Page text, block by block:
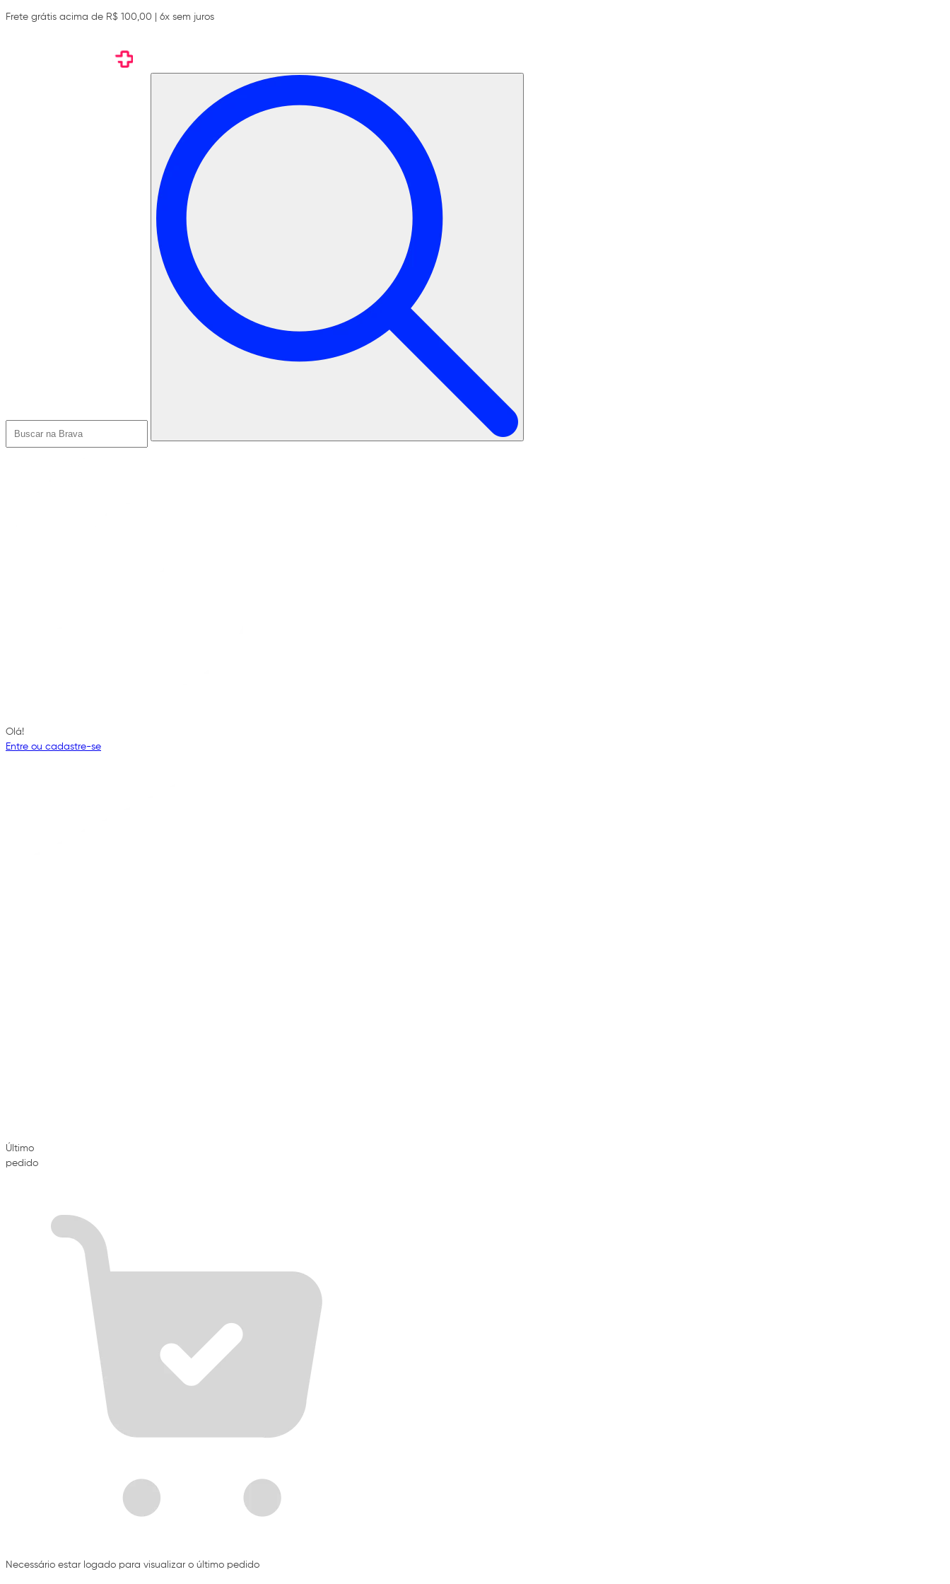
Frete grátis acima de R$ 100,00 | 6x sem juros
Olá!
Entre ou cadastre-se
Último
pedido
Necessário estar logado para visualizar o último pedido